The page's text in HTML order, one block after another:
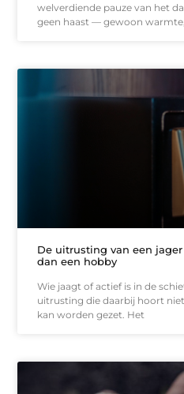
welverdiende pauze van het
geen haast — gewoon
De uitrusting van een
dan een hobby
Wie jaagt of actief is in de
uitrusting die daarbij hoort
kan worden gezet. Het